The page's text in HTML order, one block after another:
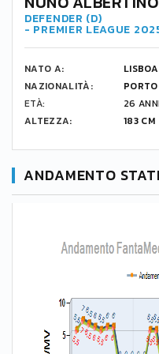
DEFENDER (D)
- PREMIER LEAGUE
NATO A:
LISBOA
NAZIONALITÀ:
ETÀ:
26 ANNI
ALTEZZA:
183 CM
ANDAMENTO